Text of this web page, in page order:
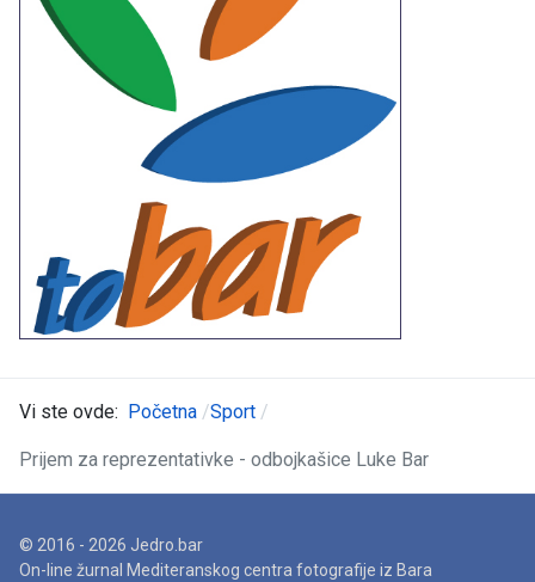
Vi ste ovde: Početna Sport
Prijem za reprezentativke - odbojkašice Luke Bar
© 2016 - 2026 Jedro.bar
On-line žurnal Mediteranskog centra fotografije iz Bara